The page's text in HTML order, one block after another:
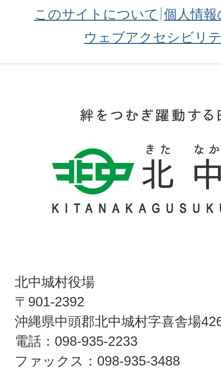
このサイトについて 個人情
ウェブアクセシビリ
北中城村役場
〒901-2392
沖縄県中頭郡北中城村字喜舎場
電話：098-935-2233
ファックス：098-935-3488